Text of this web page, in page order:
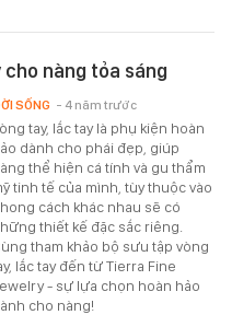
nàng tỏa sáng
tay, lắc tay là phụ kiện hoàn
dành cho phái đẹp, giúp
thể hiện cá tính và gu thẩm
tinh tế của mình, tùy thuộc vào
cách khác nhau sẽ có
thiết kế đặc sắc riêng.
tham khảo bộ sưu tập vòng
lắc tay đến từ Tierra Fine
- sự lựa chọn hoàn hảo
cho nàng!
SỐNG - 4 năm trước